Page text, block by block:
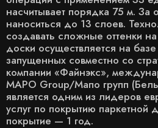
насчитывает порядка 75 м.
наноситься до 13 слоев.
создавать сложные оттенки
доски осуществляется на
запущенных совместно со
компании «Файнэкс»,
MAPO Group/Мапо групп
является одним из лидеров
услуг по покрытию паркетной
покрытие — 1 год.